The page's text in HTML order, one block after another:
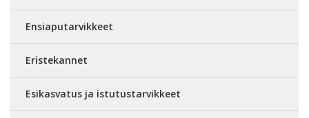
Ensiaputarvikkeet
Eristekannet
Esikasvatus ja istutustarvikkeet